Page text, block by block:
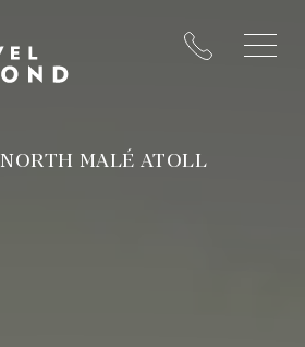
NORTH MALÉ ATOLL